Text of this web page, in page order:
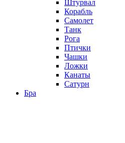
Штурвал
Корабль
Самолет
Танк
Рога
Птички
Чашки
Ложки
Канаты
Сатурн
Бра